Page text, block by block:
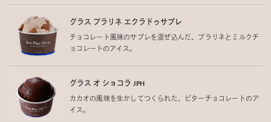
グラス プラリネ エクラドゥサブレ
チョコレート風味のサブレを混ぜ込んだ、プラリネとミルクチ
ョコレートのアイス。
グラス オ ショコラ JPH
カカオの風味を生かしてつくられた、ビターチョコレートのア
イス。